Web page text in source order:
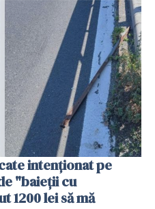
intenționat pe
"baieții cu
1200 lei să mă